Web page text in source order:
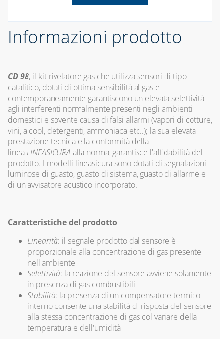
GUAINE
SPIRALATE
CORRUGATE,
ESTENSIBILI E
LEGHE SALDANTI
POMPE SCALDA
MASSETTI
SIGILLANTI E
ACCESSORI PER
SIGILLATURA
TUBI E
GUARNIZIONI IN
ACCESSORI PER
SERBATOI E
INTERCETTAZIONE
ANTINCENDIO
FILTRI, VALVOLE
ED
ELETTROVALVOLE
PER GASOLIO
INDICATORI DI
Informazioni prodotto
CD 98, il kit rivelatore gas che utilizza sensori di tipo
catalitico, dotati di ottima sensibilità al gas e
contemporaneamente garantiscono un elevata selettività
agli interferenti normalmente presenti negli ambienti
domestici e sovente causa di falsi allarmi (vapori di cotture,
vini, alcool, detergenti, ammoniaca etc..); la sua elevata
prestazione tecnica e la conformità della
linea LINEASICURA alla norma, garantisce l'affidabilità del
prodotto. I modelli lineasicura sono dotati di segnalazioni
luminose di guasto, guasto di sistema, guasto di allarme e
di un avvisatore acustico incorporato.
Caratteristiche del prodotto
Linearità: il segnale prodotto dal sensore è
proporzionale alla concentrazione di gas presente
nell'ambiente
Selettività: la reazione del sensore avviene solamente
in presenza di gas combustibili
Stabilità: la presenza di un compensatore termico
interno consente una stabilità di risposta del sensore
alla stessa concentrazione di gas col variare della
temperatura e dell'umidità